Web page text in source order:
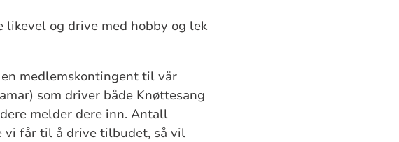
og drive med hobby og lek
medlemskontingent til vår
som driver både Knøttesang
melder dere inn. Antall
vi får til å drive tilbudet, så vil